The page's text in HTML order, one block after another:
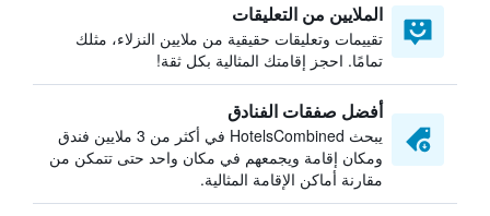
الملايين من التعليقات
تقييمات وتعليقات حقيقية من ملايين النزلاء، مثلك
تمامًا. احجز إقامتك المثالية بكل ثقة!
أفضل صفقات الفنادق
يبحث HotelsCombined في أكثر من 3 ملايين فندق
ومكان إقامة ويجمعهم في مكان واحد حتى تتمكن من
مقارنة أماكن الإقامة المثالية.